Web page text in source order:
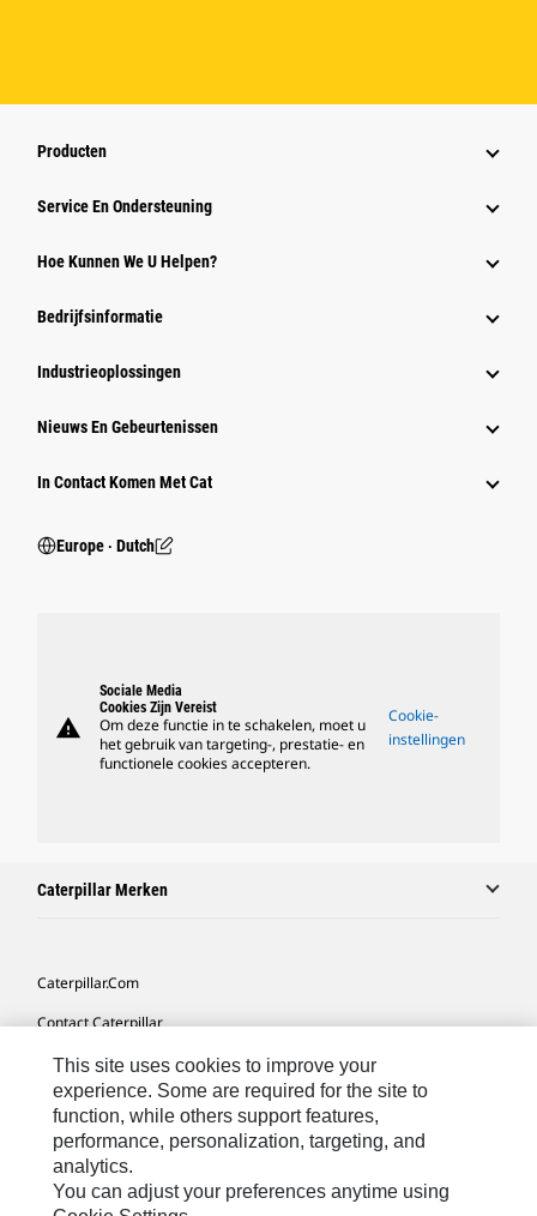
Producten
Service En Ondersteuning
Hoe Kunnen We U Helpen?
Bedrijfsinformatie
Industrieoplossingen
Nieuws En Gebeurtenissen
In Contact Komen Met Cat
Europe ‧ Dutch
warning
Sociale Media
Cookies Zijn Vereist
Om deze functie in te schakelen, moet u
het gebruik van targeting-, prestatie- en
functionele cookies accepteren.
Cookie-
instellingen
Caterpillar Merken
Caterpillar.com
Contact Caterpillar
Mijn Marketingvoorkeuren
Site Map
Cookie Settings
Legal
This site uses cookies to improve your
experience. Some are required for the site to
function, while others support features,
performance, personalization, targeting, and
analytics.
You can adjust your preferences anytime using